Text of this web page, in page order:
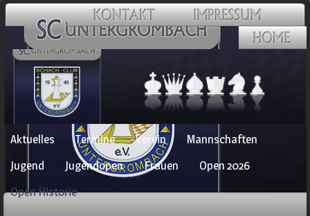
Navigation
überspringen
Aktuelles Termine Verein
Mannschaften
Jugend
Jugendopen Frauen
Open 2026
Open Historie